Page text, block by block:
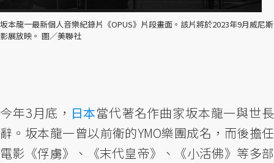
坂本龍一最新個人音樂紀錄片《OPUS》片段畫面。該片將於2023年9月威尼斯
影展放映。 圖／美聯社
今年3月底， 日本當代著名作曲家坂本龍一與世長
辭。坂本龍一曾以前衛的YMO樂團成名，而後擔任
電影《俘虜》、《末代皇帝》、《小活佛》等多部